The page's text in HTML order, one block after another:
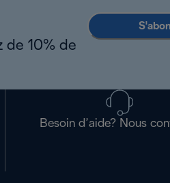
de 10% de
Besoin d’aide? Nous